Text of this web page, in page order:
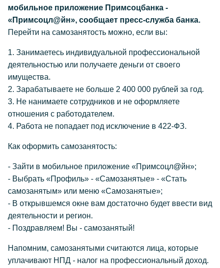
мобильное приложение Примсоцбанка -
«Примсоцл@йн», сообщает пресс-служба банка.
Перейти на самозанятость можно, если вы:
1. Занимаетесь индивидуальной профессиональной
деятельностью или получаете деньги от своего
имущества.
2. Зарабатываете не больше 2 400 000 рублей за год.
3. Не нанимаете сотрудников и не оформляете
отношения с работодателем.
4. Работа не попадает под исключение в 422-ФЗ.
Как оформить самозанятость:
- Зайти в мобильное приложение «Примсоцл@йн»;
- Выбрать «Профиль» - «Самозанятые» - «Стать
самозанятым» или меню «Самозанятые»;
- В открывшемся окне вам достаточно будет ввести вид
деятельности и регион.
- Поздравляем! Вы - самозанятый!
Напомним, самозанятыми считаются лица, которые
уплачивают НПД - налог на профессиональный доход.